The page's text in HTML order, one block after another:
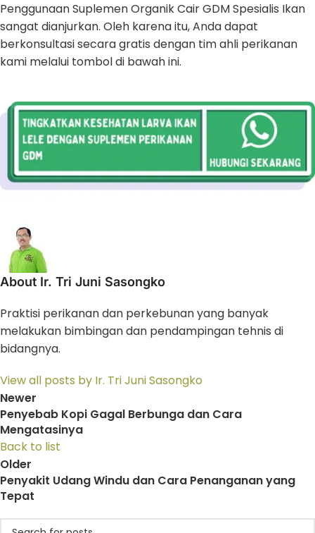
Penggunaan Suplemen Organik Cair GDM Spesialis Ikan
sangat dianjurkan. Oleh karena itu, Anda dapat
berkonsultasi secara gratis dengan tim ahli perikanan
kami melalui tombol di bawah ini.
About Ir. Tri Juni Sasongko
Praktisi perikanan dan perkebunan yang banyak
melakukan bimbingan dan pendampingan tehnis di
bidangnya.
View all posts by Ir. Tri Juni Sasongko
Newer
Penyebab Kopi Gagal Berbunga dan Cara
Mengatasinya
Back to list
Older
Penyakit Udang Windu dan Cara Penanganan yang
Tepat